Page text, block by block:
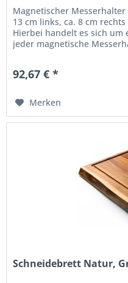
Magnetischer
13 cm links, ca. 8 cm
Hierbei handelt es sich
jeder magnetische
92,67 € *
Merken
Schneidebrett Natur,